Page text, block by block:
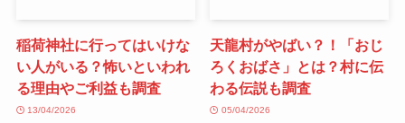
稲荷神社に行ってはいけな
い人がいる？怖いといわれ
る理由やご利益も調査
13/04/2026
天龍村がやばい？！「おじ
ろくおばさ」とは？村に伝
わる伝説も調査
05/04/2026